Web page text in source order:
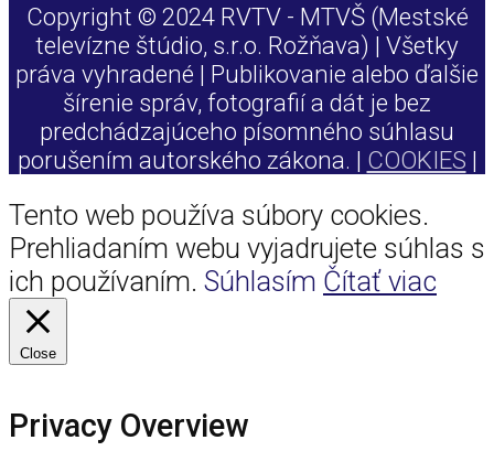
Copyright © 2024 RVTV - MTVŠ (Mestské
televízne štúdio, s.r.o. Rožňava) | Všetky
práva vyhradené | Publikovanie alebo ďalšie
šírenie správ, fotografií a dát je bez
predchádzajúceho písomného súhlasu
porušením autorského zákona. | COOKIES |
Tento web používa súbory cookies.
Prehliadaním webu vyjadrujete súhlas s
ich používaním. Súhlasím Čítať viac
Close
Privacy Overview